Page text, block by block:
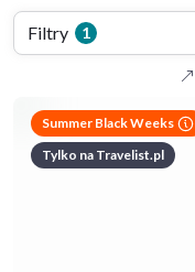
Filtry 1
Summer Black Weeks
Tylko na Travelist.pl